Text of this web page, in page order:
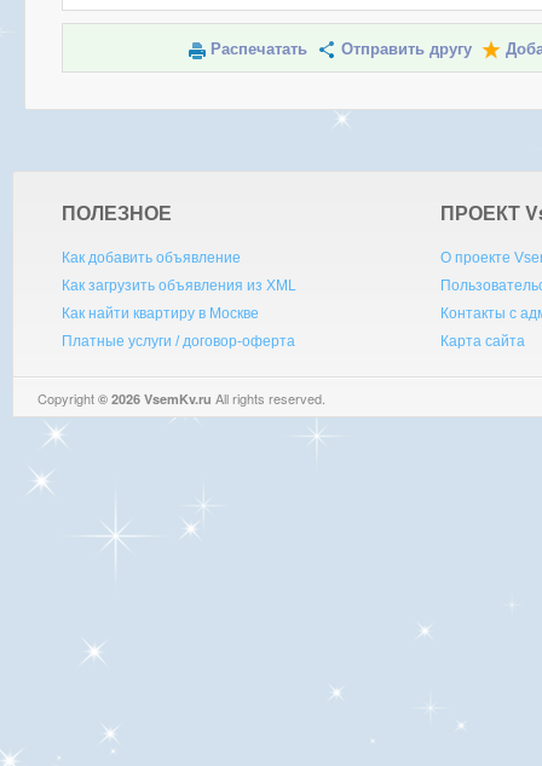
Распечатать Отправить другу
ПОЛЕЗНОЕ
Как добавить объявление
Как загрузить объявления из XML
Как найти квартиру в Москве
Платные услуги / договор-оферта
ПРОЕКТ V
О проекте
Контакты с
Карта сайта
Copyright © 2026 VsemKv.ru All rights reserved.